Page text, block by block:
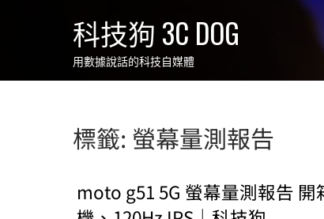
科技狗 3C DOG
用數據說話的科技自媒體
標籤: 螢幕量測報告
moto g51 5G 螢幕量測報告